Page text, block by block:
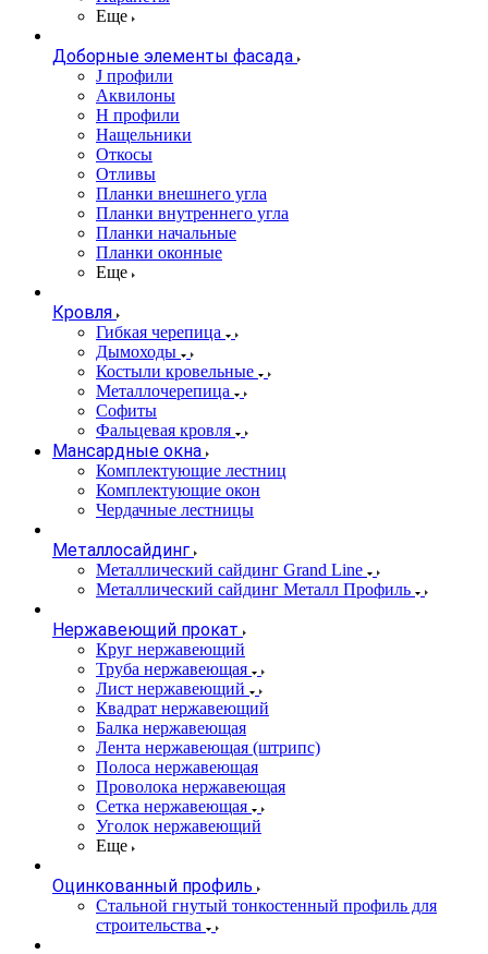
Еще
Доборные элементы фасада
J профили
Аквилоны
Н профили
Нащельники
Откосы
Отливы
Планки внешнего угла
Планки внутреннего угла
Планки начальные
Планки оконные
Еще
Кровля
Гибкая черепица
Дымоходы
Костыли кровельные
Металлочерепица
Софиты
Фальцевая кровля
Мансардные окна
Комплектующие лестниц
Комплектующие окон
Чердачные лестницы
Металлосайдинг
Металлический сайдинг Grand Line
Металлический сайдинг Металл Профиль
Нержавеющий прокат
Круг нержавеющий
Труба нержавеющая
Лист нержавеющий
Квадрат нержавеющий
Балка нержавеющая
Лента нержавеющая (штрипс)
Полоса нержавеющая
Проволока нержавеющая
Сетка нержавеющая
Уголок нержавеющий
Еще
Оцинкованный профиль
Стальной гнутый тонкостенный профиль для
строительства